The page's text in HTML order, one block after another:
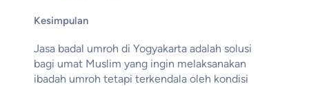
Kesimpulan
Jasa badal umroh di Yogyakarta adalah solusi
bagi umat Muslim yang ingin melaksanakan
ibadah umroh tetapi terkendala oleh kondisi